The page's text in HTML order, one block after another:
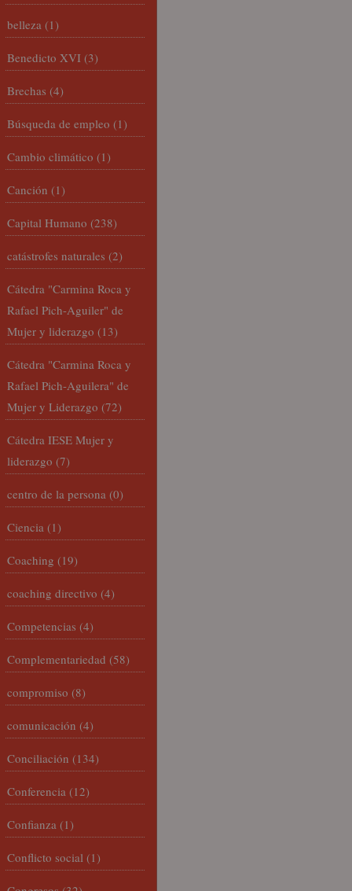
belleza (1)
Benedicto XVI (3)
Brechas (4)
Búsqueda de empleo (1)
Cambio climático (1)
Canción (1)
Capital Humano (238)
catástrofes naturales (2)
Cátedra "Carmina Roca y
Rafael Pich-Aguiler" de
Mujer y liderazgo (13)
Cátedra "Carmina Roca y
Rafael Pich-Aguilera" de
Mujer y Liderazgo (72)
Cátedra IESE Mujer y
liderazgo (7)
centro de la persona (0)
Ciencia (1)
Coaching (19)
coaching directivo (4)
Competencias (4)
Complementariedad (58)
compromiso (8)
comunicación (4)
Conciliación (134)
Conferencia (12)
Confianza (1)
Conflicto social (1)